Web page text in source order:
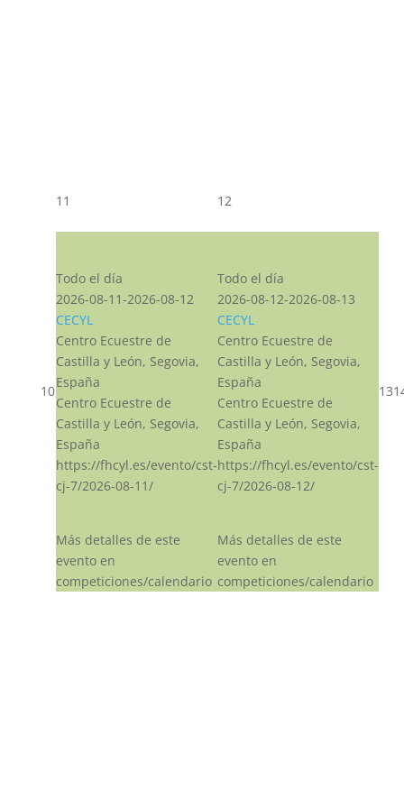
10
11
Todo el día
2026-08-11-2026-08-12
CECYL
Centro Ecuestre de
Castilla y León, Segovia,
España
Centro Ecuestre de
Castilla y León, Segovia,
España
https://fhcyl.es/evento/cst-
cj-7/2026-08-11/
Más detalles de este
evento en
competiciones/calendario
12
Todo el día
2026-08-12-2026-08-13
CECYL
Centro Ecuestre de
Castilla y León, Segovia,
España
Centro Ecuestre de
Castilla y León, Segovia,
España
https://fhcyl.es/evento/cst-
cj-7/2026-08-12/
Más detalles de este
evento en
competiciones/calendario
13